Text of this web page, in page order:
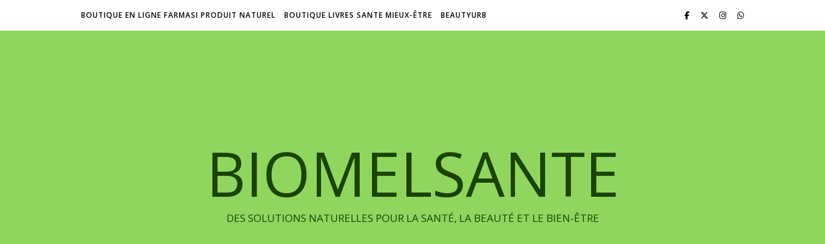
BOUTIQUE EN LIGNE FARMASI PRODUIT NATUREL BOUTIQUE LIVRES SANTE MIEUX-ÊTRE BEAUTYURB
BIOMELSANTE
DES SOLUTIONS NATURELLES POUR LA SANTÉ, LA BEAUTÉ ET LE BIEN-ÊTRE